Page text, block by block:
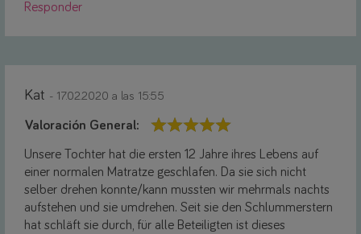
Responder
Kat - 17.02.2020 a las 15:55
Valoración General:
Unsere Tochter hat die ersten 12 Jahre ihres Lebens auf
einer normalen Matratze geschlafen. Da sie sich nicht
selber drehen konnte/kann mussten wir mehrmals nachts
aufstehen und sie umdrehen. Seit sie den Schlummerstern
hat schläft sie durch, für alle Beteiligten ist dieses